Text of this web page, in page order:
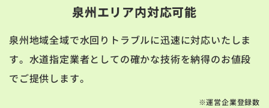
泉州エリア内対応可能
泉州地域全域で水回りトラブルに迅速に対応いたしま
す。水道指定業者としての確かな技術を納得のお値段
でご提供します。
※運営企業登録数